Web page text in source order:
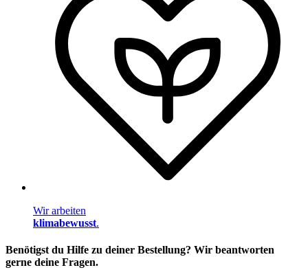
Wir arbeiten
klimabewusst.
Benötigst du Hilfe zu deiner Bestellung? Wir beantworten
gerne deine Fragen.